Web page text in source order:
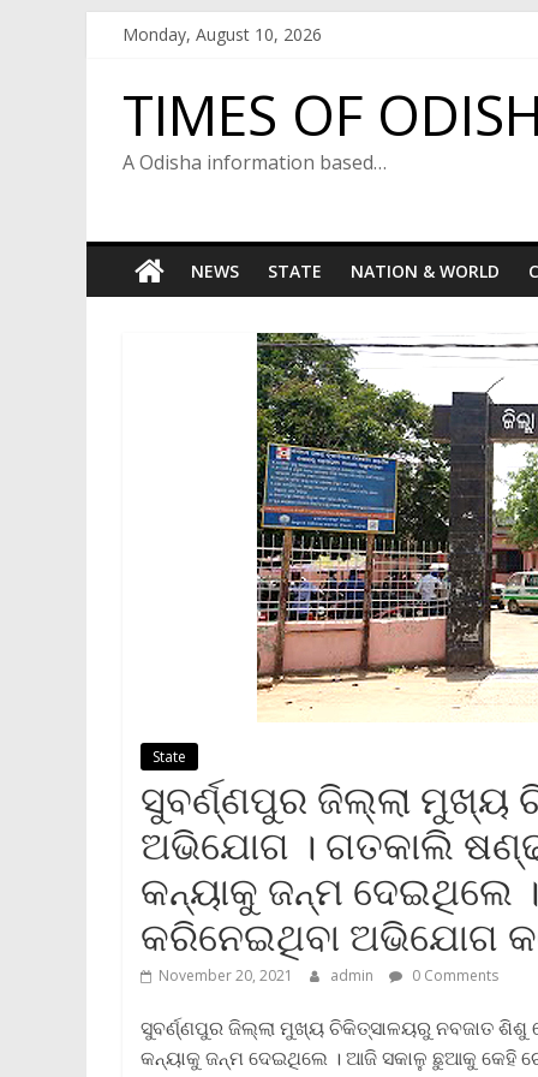
Monday, August 10, 2026
TIMES OF
A Odisha information based…
NEWS STATE NATION & WORLD
State
ସୁବର୍ଣ୍ଣପୁର ଜିଲ୍ଲା ମୁଖ୍ୟ
ଅଭିଯୋଗ । ଗତକାଲି
କନ୍ୟାକୁ ଜନ୍ମ ଦେଇଥିଲେ
କରିନେଇଥିବା ଅଭିଯୋଗ
November 20, 2021 admin 0 Comments
ସୁବର୍ଣ୍ଣପୁର ଜିଲ୍ଲା ମୁଖ୍ୟ ଚିକିତ୍ସାଳୟରୁ ନବଜାତ
କନ୍ୟାକୁ ଜନ୍ମ ଦେଇଥିଲେ । ଆଜି ସକାଳୁ ଛୁଆକୁ କେହି